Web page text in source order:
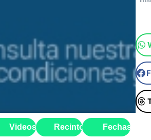
Videos Recinto Fechas